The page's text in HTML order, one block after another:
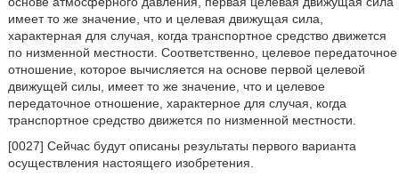
имеет то же значение, что и целевая движущая сила,
характерная для случая, когда транспортное средство движется
по низменной местности. Соответственно, целевое передаточное
отношение, которое вычисляется на основе первой целевой
движущей силы, имеет то же значение, что и целевое
передаточное отношение, характерное для случая, когда
транспортное средство движется по низменной местности.
[0027] Сейчас будут описаны результаты первого варианта
осуществления настоящего изобретения.